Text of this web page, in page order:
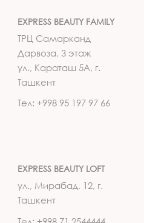
EXPRESS BEAUTY FAMILY
ТРЦ Самарканд
Дарвоза, 3 этаж
ул., Караташ 5А, г.
Ташкент
Тел: +998 95 197 97 66
EXPRESS BEAUTY LOFT
ул., Мирабад, 12, г.
Ташкент